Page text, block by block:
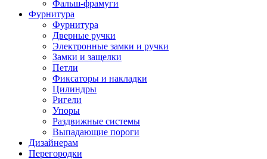
Фальш-фрамуги
Фурнитура
Фурнитура
Дверные ручки
Электронные замки и ручки
Замки и защелки
Петли
Фиксаторы и накладки
Цилиндры
Ригели
Упоры
Раздвижные системы
Выпадающие пороги
Дизайнерам
Перегородки